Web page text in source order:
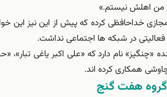
من اهلش نیستم.»
خداحافظی کرده که پیش از این نیز این
در شبکه ها اجتماعی نداشت.
«چنگیز» نام دارد که «علی اکبر یاغی
همکاری کرده اند.
گروه هفت گنج